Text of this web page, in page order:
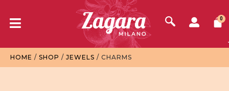
0
HOME / SHOP / JEWELS / CHARMS